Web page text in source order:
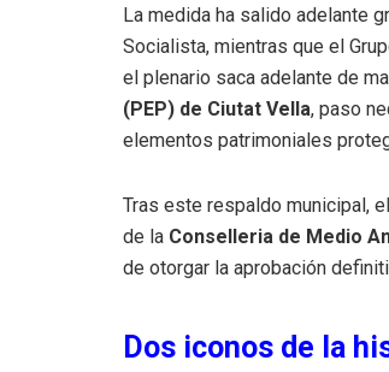
La medida ha salido adelante
Socialista, mientras que el
el plenario saca adelante de
(PEP) de Ciutat Vella, paso
elementos patrimoniales
Tras este respaldo municipal,
de la Conselleria de Medio
de otorgar la aprobación
Dos iconos de la